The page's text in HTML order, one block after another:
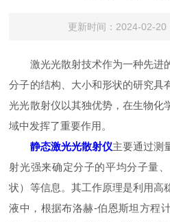
更新时间：2024-02-
激光光散射技术作为一种先进
分子的结构、大小和形状的研究具
光光散射仪以其独优势，在生物化
域中发挥了重要作用。
静态激光光散射仪主要通过测
射光强来确定分子的平均分子量
状）等信息。其工作原理是利用高
液中，根据布洛赫-伯恩斯坦方程